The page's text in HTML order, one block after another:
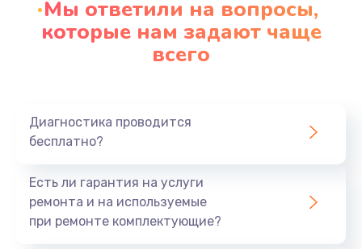
Мы ответили на вопросы,
которые нам задают чаще
всего
Диагностика проводится
бесплатно?
Есть ли гарантия на услуги
ремонта и на используемые
при ремонте комплектующие?